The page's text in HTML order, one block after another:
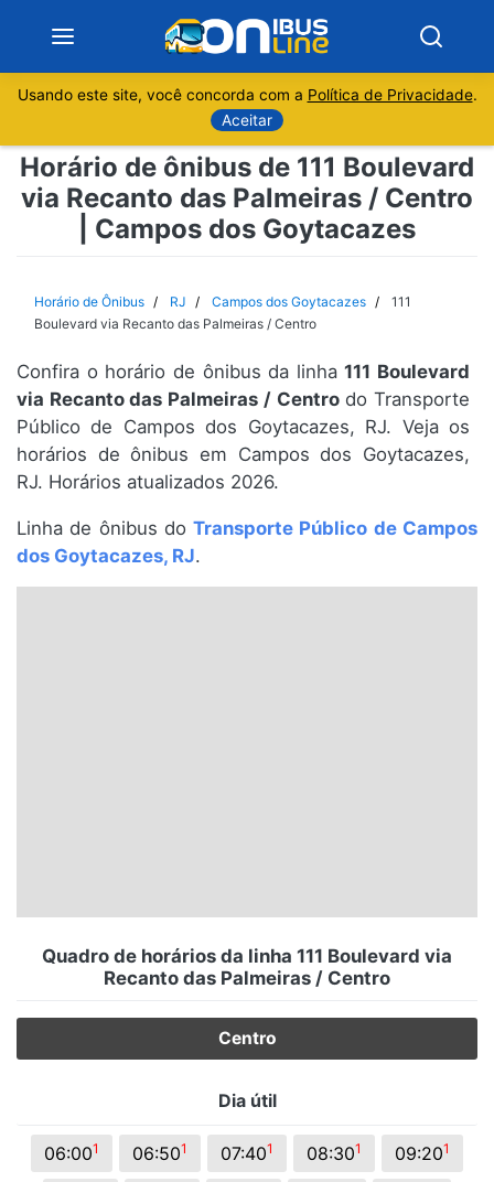
Sobre
Minas Gerais
Espírito Santo
Paraná
Santa Catarina
Rio Grande do Sul
Usando este site, você concorda com a Política de Privacidade.
Aceitar
Horário de ônibus de 111 Boulevard
via Recanto das Palmeiras / Centro
| Campos dos Goytacazes
Horário de Ônibus RJ Campos dos Goytacazes
111
Boulevard via Recanto das Palmeiras / Centro
Confira o horário de ônibus da linha111 Boulevard
via Recanto das Palmeiras / Centrodo Transporte
Público de Campos dos Goytacazes, RJ. Veja os
horários de ônibus em Campos dos Goytacazes,
RJ. Horários atualizados 2026.
Linha de ônibus doTransporte Público de Campos
dos Goytacazes, RJ.
Quadro de horários da linha 111 Boulevard via
Recanto das Palmeiras / Centro
Centro
Dia útil
06:001 06:501 07:401 08:301 09:201